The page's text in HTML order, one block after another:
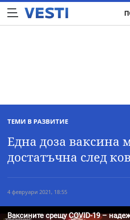
ТЕМИ В РАЗВИТИЕ
Една доза ваксина
достатъчна след
4 февруари 2021, 18:55